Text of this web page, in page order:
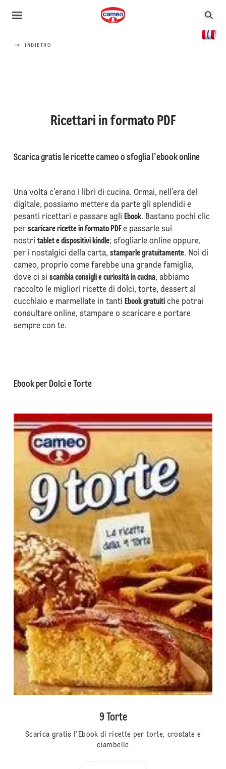
INDIETRO
Ricettari in formato PDF
Scarica gratis le ricette cameo o sfoglia l'ebook online
Una volta c’erano i libri di cucina. Ormai, nell’era del
digitale, possiamo mettere da parte gli splendidi e
pesanti ricettari e passare agli Ebook. Bastano pochi clic
per scaricare ricette in formato PDFe passarle sui
nostri tablet e dispositivi kindle; sfogliarle online oppure,
per i nostalgici della carta, stamparle gratuitamente. Noi di
cameo, proprio come farebbe una grande famiglia,
dove ci si scambia consigli e curiosità in cucina, abbiamo
raccolto le migliori ricette di dolci, torte, dessert al
cucchiaio e marmellate in tanti Ebook gratuitiche potrai
consultare online, stampare o scaricare e portare
sempre con te.
Ebook per Dolci e Torte
9 Torte
Scarica gratis l’Ebook di ricette per torte, crostate e
ciambelle